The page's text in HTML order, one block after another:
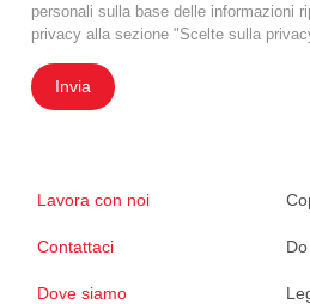
personali sulla base delle informazioni
privacy alla sezione "Scelte sulla
Invia
Lavora con noi
Contattaci
Dove siamo